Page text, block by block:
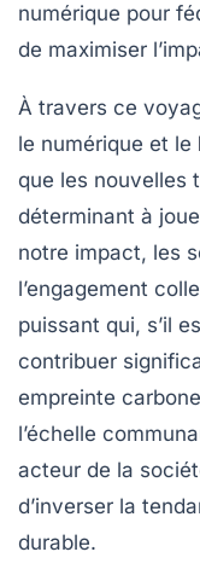
numérique pour
de maximiser
À travers ce
le numérique et le
que les nouvelles
déterminant à
notre impact, les
l’engagement
puissant qui, s’il
contribuer
empreinte
l’échelle
acteur de la
d’inverser la
durable.